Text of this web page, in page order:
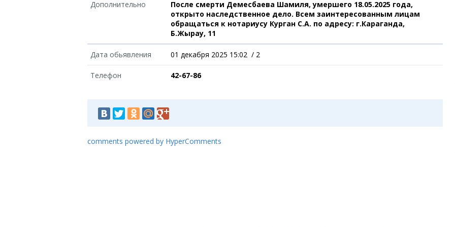
Коллаж недели
Ешкин гороскоп
Организации
Мой участковый
Перекрытие дорог
Медиа
Переводчик
Дополнительно
После смерти Демесбаева Шамиля, умершего 18.05.2025 года,
открыто наследственное дело. Всем заинтересованным лицам
обращаться к нотариусу Курган С.А. по адресу: г.Караганда,
Б.Жырау, 11
Дата обьявления 01 декабря 2025 15:02/ 2
Телефон 42-67-86
comments powered by HyperComments